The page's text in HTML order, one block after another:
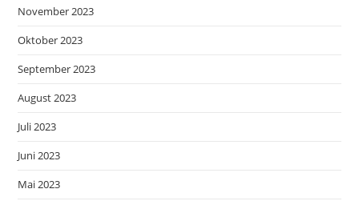
November 2023
Oktober 2023
September 2023
August 2023
Juli 2023
Juni 2023
Mai 2023